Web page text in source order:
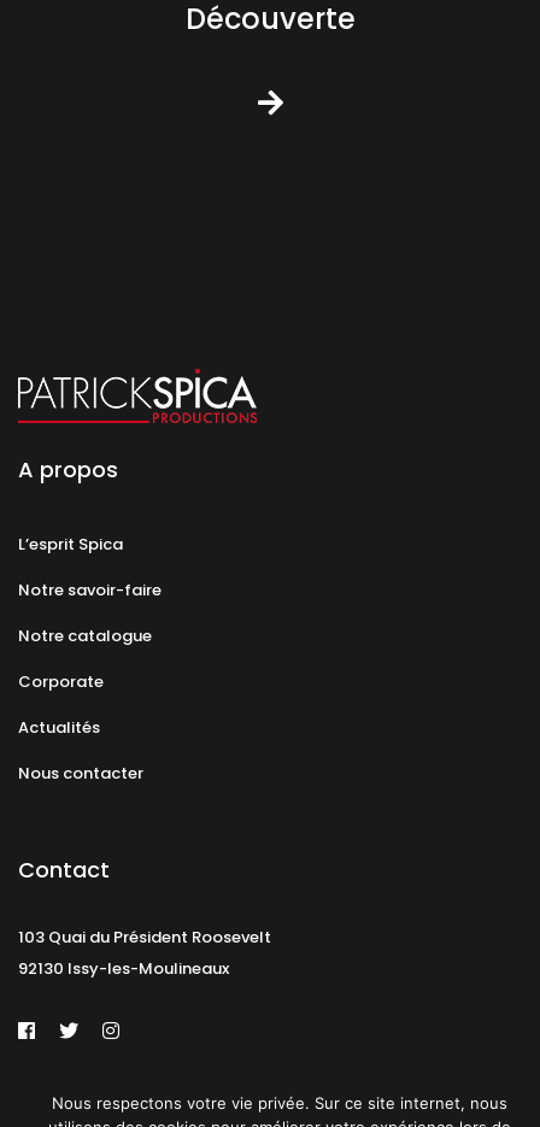
Découverte
A propos
L’esprit Spica
Notre savoir-faire
Notre catalogue
Corporate
Actualités
Nous contacter
Contact
103 Quai du Président Roosevelt
92130 Issy-les-Moulineaux
Mentions légales CGU Politique de confidentialité
Nous respectons votre vie privée. Sur ce site internet, nous